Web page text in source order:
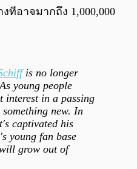
ทีอาจมากถึง 1,000,000
is no longer
young people
interest in a passing
new. In
captivated his
young fan base
grow out of